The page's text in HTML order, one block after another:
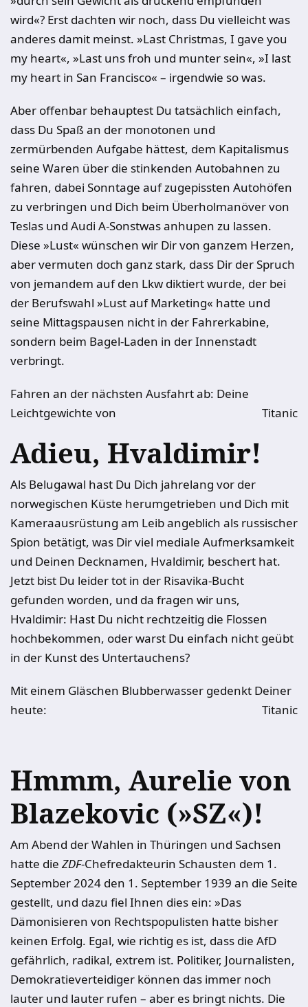
wird«? Erst dachten wir noch, dass Du vielleicht was
anderes damit meinst. »Last Christmas, I gave you
my heart«, »Last uns froh und munter sein«, »I last
my heart in San Francisco« – irgendwie so was.
Aber offenbar behauptest Du tatsächlich einfach,
dass Du Spaß an der monotonen und
zermürbenden Aufgabe hättest, dem Kapitalismus
seine Waren über die stinkenden Autobahnen zu
fahren, dabei Sonntage auf zugepissten Autohöfen
zu verbringen und Dich beim Überholmanöver von
Teslas und Audi A-Sonstwas anhupen zu lassen.
Diese »Lust« wünschen wir Dir von ganzem Herzen,
aber vermuten doch ganz stark, dass Dir der Spruch
von jemandem auf den Lkw diktiert wurde, der bei
der Berufswahl »Lust auf Marketing« hatte und
seine Mittagspausen nicht in der Fahrerkabine,
sondern beim Bagel-Laden in der Innenstadt
verbringt.
Fahren an der nächsten Ausfahrt ab: Deine
Leichtgewichte von
Titanic
Adieu, Hvaldimir!
Als Belugawal hast Du Dich jahrelang vor der
norwegischen Küste herumgetrieben und Dich mit
Kameraausrüstung am Leib angeblich als russischer
Spion betätigt, was Dir viel mediale Aufmerksamkeit
und Deinen Decknamen, Hvaldimir, beschert hat.
Jetzt bist Du leider tot in der Risavika-Bucht
gefunden worden, und da fragen wir uns,
Hvaldimir: Hast Du nicht rechtzeitig die Flossen
hochbekommen, oder warst Du einfach nicht geübt
in der Kunst des Untertauchens?
Mit einem Gläschen Blubberwasser gedenkt Deiner
heute:
Titanic
Hmmm, Aurelie von
Blazekovic (»SZ«)!
Am Abend der Wahlen in Thüringen und Sachsen
hatte die ZDF-Chefredakteurin Schausten dem 1.
September 2024 den 1. September 1939 an die Seite
gestellt, und dazu fiel Ihnen dies ein: »Das
Dämonisieren von Rechtspopulisten hatte bisher
keinen Erfolg. Egal, wie richtig es ist, dass die AfD
gefährlich, radikal, extrem ist. Politiker, Journalisten,
Demokratieverteidiger können das immer noch
lauter und lauter rufen – aber es bringt nichts. Die